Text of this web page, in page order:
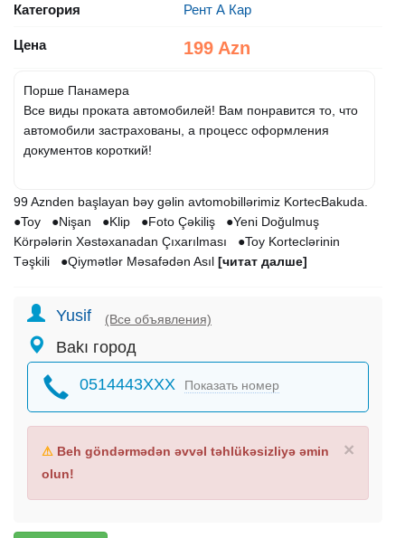
Категория Рент А Кар
Цена 199 Azn
Порше Панамера
Все виды проката автомобилей! Вам понравится то, что
автомобили застрахованы, а процесс оформления
документов короткий!
99 Aznden başlayan bəy gəlin avtomobillərimiz KortecBakuda.
●Toy ●Nişan ●Klip ●Foto Çəkiliş ●Yeni Doğulmuş
Körpələrin Xəstəxanadan Çıxarılması ●Toy Korteclərinin
Təşkili ●Qiymətlər Məsafədən Asıl [читат далше]
Yusif (Все объявления)
Bakı город
0514443XXX Показать номер
×
⚠ Beh göndərmədən əvvəl təhlükəsizliyə əmin
olun!